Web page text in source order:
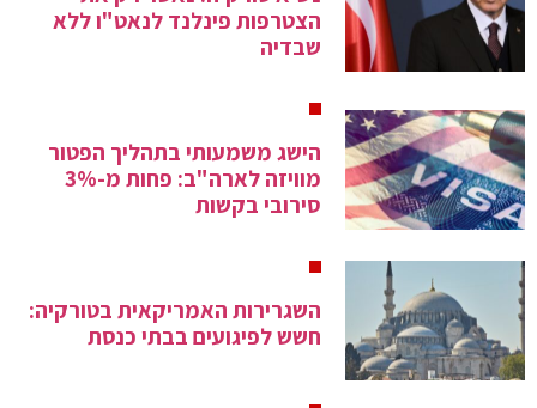
הצטרפות פינלנד לנאט"ו ללא
שבדיה
הישג משמעותי בתהליך הפטור
מוויזה לארה"ב: פחות מ-3%
סירובי בקשות
השגרירות האמריקאית בטורקיה:
חשש לפיגועים בבתי כנסת